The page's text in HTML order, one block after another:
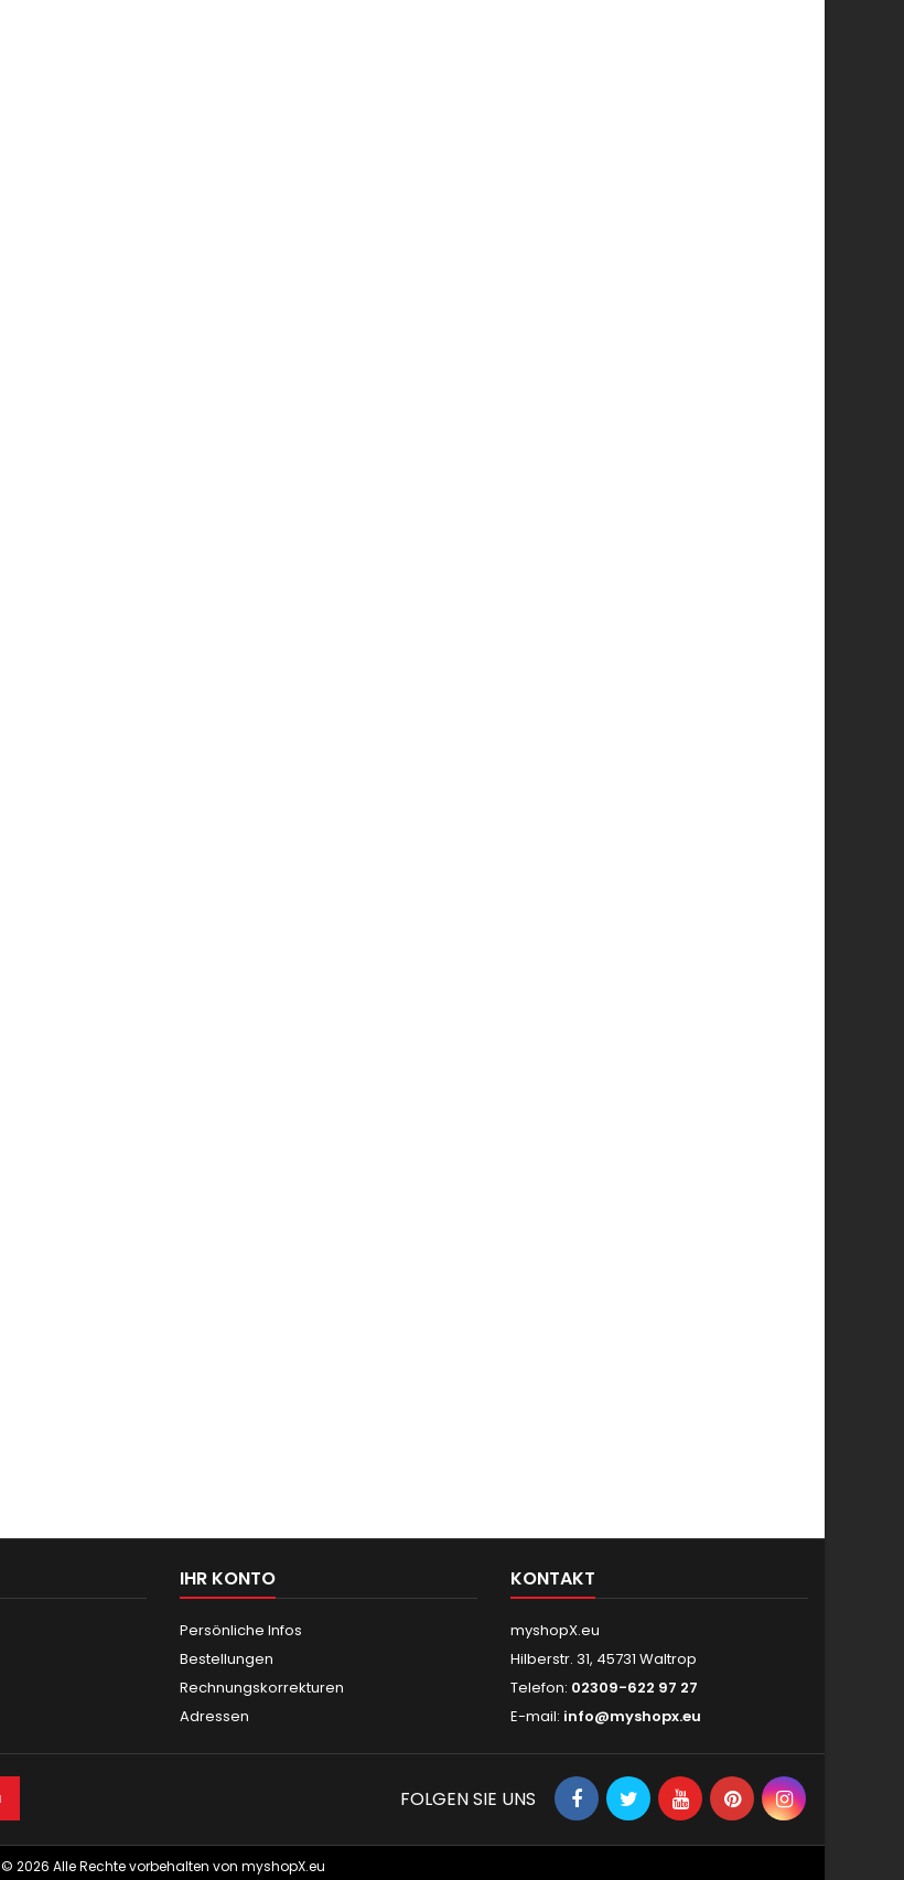
IHR KONTO
Persönliche Infos
Bestellungen
Rechnungskorrekturen
Adressen
KONTAKT
myshopX.eu
Hilberstr. 31, 45731 Waltrop
Telefon: 02309-622 97 27
E-mail: info@myshopx.eu
FOLGEN SIE UNS
© 2026 Alle Rechte vorbehalten von myshopX.eu